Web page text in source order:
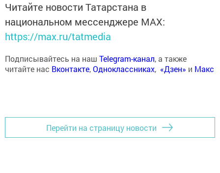
Читайте новости Татарстана в
национальном мессенджере MАХ:
https://max.ru/tatmedia
Подписывайтесь на наш Telegram-канал, а также
читайте нас Вконтакте,Одноклассниках, «Дзен» и Макс
Перейти на страницу новости